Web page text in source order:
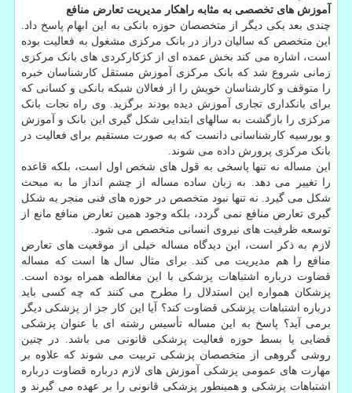
آموزش های تخصصی به مثابه راهکار مدیریت تعارض منافع
چندی بعد یکی دیگر از متخصصان حوزه بانکی به این ابهام پاسخ داد.
این متخصص که سالیان دراز در بانک مرکزی مشغول به فعالیت بوده
است، اشاره می کند بخش عمده ای از کژکارکردی های بانک مرکزی
زمانی شروع شد که بانک مرکزی آموزش مستقل کارشناسان خبره
را متوقف و کارشناسان خویش را از فعالان شبکه بانکی و کسانی که
برای بانکداری تجاری آموزش دیده بودند برگزید. وی راه نجات بانک
مرکزی را بازگشت به سالهای ابتدایی شکل گیری این بانک و آموزش
و بورسیه کارشناسانی دانست که به صورت مستقیم برای فعالیت در
بانک مرکزی پرورش داده می شوند.
این مساله نه تنها پاسخی به قول های شخص اول است، بلکه قاعده
را تغییر می دهد. به زبان ساده مساله از چشم انداز ما به مبحث
شکل می گیرد. نه تنها نبود متخصص در حوزه های فنی منجر به شکل
گیری تعارض منافع نمی گردد، بلکه وجود همین تعارض منافع مانع از
توسعه ظرفیت های نیروی انسانی متخصص می شود.
لازم به ذکر است، این دیدگاه مساله خیلی از موقعیت های تعارض
منافع را هم مدیریت می کند. برای مثال سال ها است که مساله
قضاوت درباره اشتباهات پزشکی با این مغالطه همراه بوده است.
پزشکان همواره این استدلال را مطرح می کنند که چه کسی باید
درباره اشتباهات پزشکی قضاوت کند؟ آیا این کار جز از پزشکی دیگر
برمی آید؟ پاسخ به این مساله تأسیس رشته ای با عنوان پزشکی
قضایی یا بسط حوزه فعالیت پزشکی قانونی می باشد. در چنین
روشی گروهی از متخصصان پزشکی تربیت می شوند که علاوه بر
مهارت های عمومی پزشکی آموزش های لازم درباره قضاوت درباره
اشتباهات پزشکی و همینطور پزشکی قانونی را بر عهده می گیرند و